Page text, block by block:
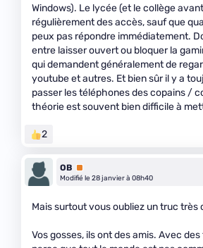
Windows). Le lycée (et le collège
régulièrement des accès, sauf que
peux pas répondre immédiatement.
entre laisser ouvert ou bloquer la
qui demandent généralement de
youtube et autres. Et bien sûr il y a
passer les téléphones des copains /
théorie est souvent bien difficile à
2
OB Premium
Modifié le 28 janvier à 08h40
Mais surtout vous oubliez un truc très
Vos gosses, ils ont des amis. Avec